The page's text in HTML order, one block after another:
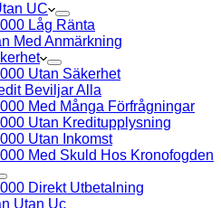
UC
Låg Ränta
Med Anmärkning
Utan Säkerhet
Beviljar Alla
Med Många Förfrågningar
Utan Kreditupplysning
Utan Inkomst
Med Skuld Hos Kronofogden
Direkt Utbetalning
Utan Uc